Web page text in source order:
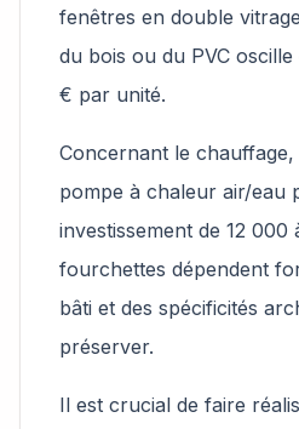
fenêtres en double
du bois ou du PVC
€ par unité.
Concernant le
pompe à chaleur air/eau
investissement de 12 000
fourchettes dépendent
bâti et des spécificités
préserver.
Il est crucial de faire